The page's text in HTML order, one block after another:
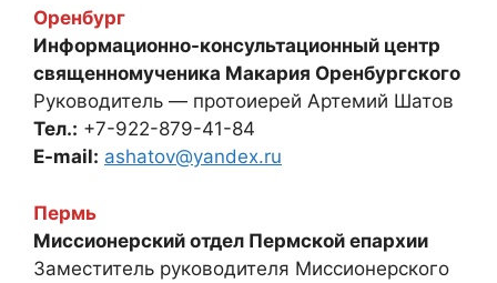
Оренбург
Информационно-консультационный центр
священномученика Макария Оренбургского
Руководитель — протоиерей Артемий Шатов
Тел.: +7-922-879-41-84
E-mail: ashatov@yandex.ru
Пермь
Миссионерский отдел Пермской епархии
Заместитель руководителя Миссионерского